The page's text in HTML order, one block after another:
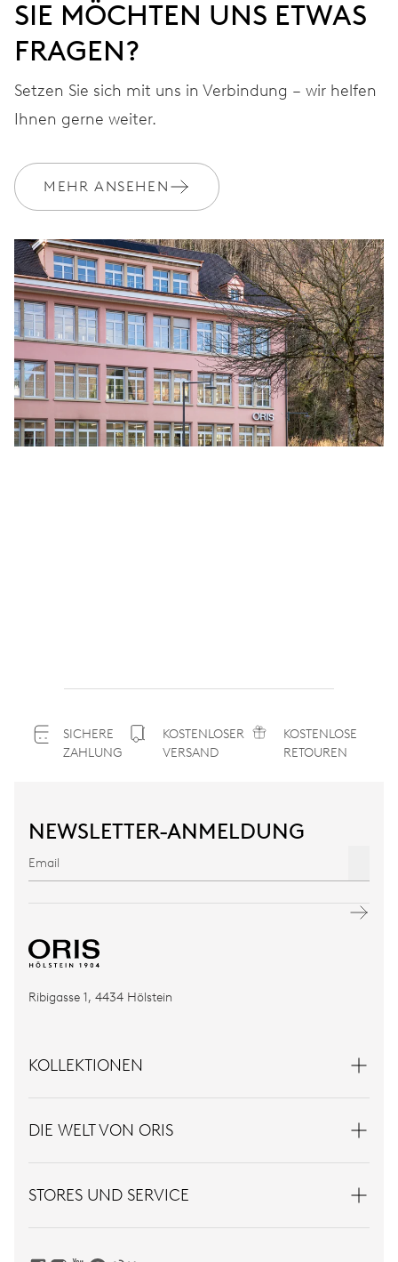
SIE MÖCHTEN UNS ETWAS
FRAGEN?
Setzen Sie sich mit uns in Verbindung – wir helfen
Ihnen gerne weiter.
MEHR ANSEHEN
SICHERE
ZAHLUNG
KOSTENLOSER
VERSAND
KOSTENLOSE
RETOUREN
NEWSLETTER-ANMELDUNG
Ribigasse 1, 4434 Hölstein
KOLLEKTIONEN
DIE WELT VON ORIS
STORES UND SERVICE